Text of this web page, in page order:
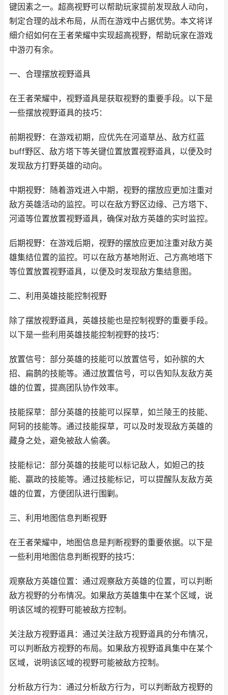
键因素之一。超高视野可以帮助玩家提前发现敌人动向，
制定合理的战术布局，从而在游戏中占据优势。本文将详
细介绍如何在王者荣耀中实现超高视野，帮助玩家在游戏
中游刃有余。
一、合理摆放视野道具
在王者荣耀中，视野道具是获取视野的重要手段。以下是
一些摆放视野道具的技巧：
前期视野：在游戏初期，应优先在河道草丛、敌方红蓝
buff野区、敌方塔下等关键位置放置视野道具，以便及时
发现敌方打野英雄的动向。
中期视野：随着游戏进入中期，视野的摆放应更加注重对
敌方英雄活动的监控。可以在敌方野区边缘、己方塔下、
河道等位置放置视野道具，确保对敌方英雄的实时监控。
后期视野：在游戏后期，视野的摆放应更加注重对敌方英
雄集结位置的监控。可以在敌方基地附近、己方高地塔下
等位置放置视野道具，以便及时发现敌方集结意图。
二、利用英雄技能控制视野
除了摆放视野道具，英雄技能也是控制视野的重要手段。
以下是一些利用英雄技能控制视野的技巧：
放置信号：部分英雄的技能可以放置信号，如孙膑的大
招、扁鹊的技能等。通过放置信号，可以告知队友敌方英
雄的位置，提高团队协作效率。
技能探草：部分英雄的技能可以探草，如兰陵王的技能、
阿轲的技能等。通过技能探草，可以及时发现敌方英雄的
藏身之处，避免被敌人偷袭。
技能标记：部分英雄的技能可以标记敌人，如妲己的技
能、嬴政的技能等。通过技能标记，可以提醒队友敌方英
雄的位置，方便团队进行围剿。
三、利用地图信息判断视野
在王者荣耀中，地图信息是判断视野的重要依据。以下是
一些利用地图信息判断视野的技巧：
观察敌方英雄位置：通过观察敌方英雄的位置，可以判断
敌方视野的分布情况。如果敌方英雄集中在某个区域，说
明该区域的视野可能被敌方控制。
关注敌方视野道具：通过关注敌方视野道具的分布情况，
可以判断敌方视野的布局。如果敌方视野道具集中在某个
区域，说明该区域的视野可能被敌方控制。
分析敌方行为：通过分析敌方行为，可以判断敌方视野的